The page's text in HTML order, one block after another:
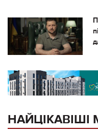
НАЙЦІКАВІШІ